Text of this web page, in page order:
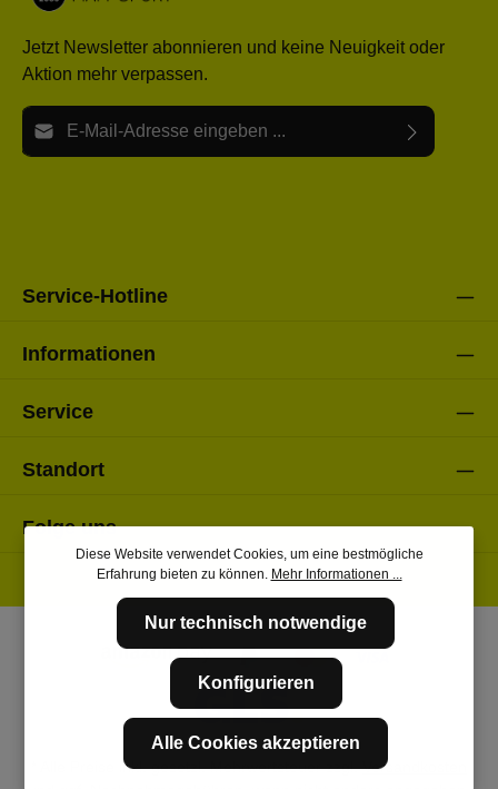
Jetzt Newsletter abonnieren und keine Neuigkeit oder
Aktion mehr verpassen.
E-Mail-Adresse*
Service-Hotline
Informationen
Service
Standort
Folge uns
* Alle Preise inkl. gesetzl. Mehrwertsteuer zzgl.Versandkosten
Diese Website verwendet Cookies, um eine bestmögliche
Erfahrung bieten zu können. Mehr Informationen ...
Nur technisch notwendige
Konfigurieren
Alle Cookies akzeptieren